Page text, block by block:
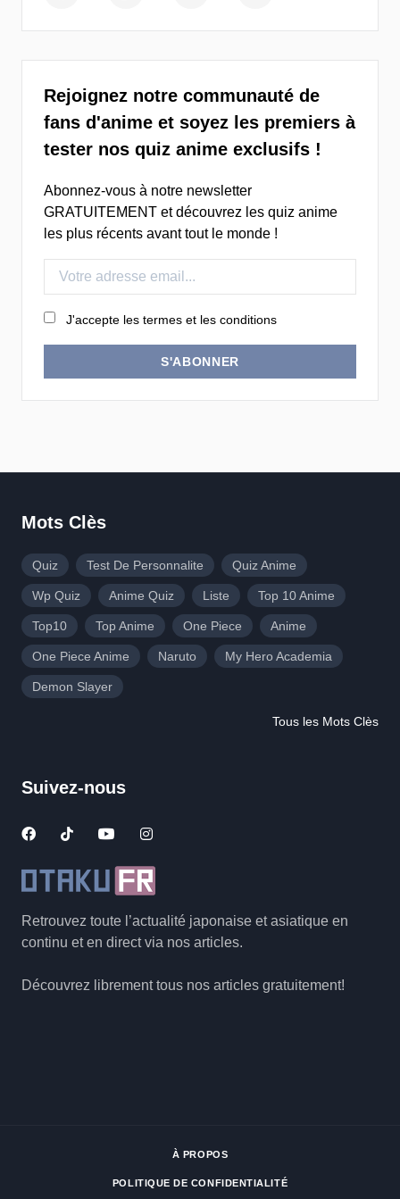
Rejoignez notre communauté de
fans d'anime et soyez les premiers à
tester nos quiz anime exclusifs !
Abonnez-vous à notre newsletter
GRATUITEMENT et découvrez les quiz anime
les plus récents avant tout le monde !
J'accepte les termes et les conditions
S'ABONNER
Retrouvez toute l’actualité japonaise et asiatique en
continu et en direct via nos articles.
Découvrez librement tous nos articles gratuitement!
Mots Clès
Quiz Test De Personnalite Quiz Anime
Wp Quiz Anime Quiz Liste Top 10 Anime
Top10 Top Anime One Piece Anime
One Piece Anime Naruto My Hero Academia
Demon Slayer
Tous les Mots Clès
Suivez-nous
À PROPOS
POLITIQUE DE CONFIDENTIALITÉ